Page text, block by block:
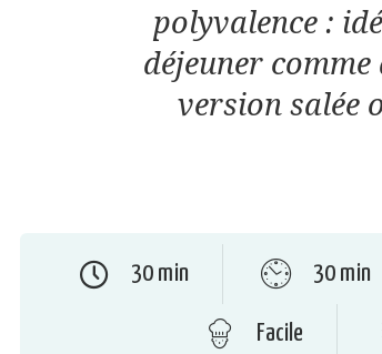
polyvalence :
déjeuner
version salée
30 min 30 min
Facile